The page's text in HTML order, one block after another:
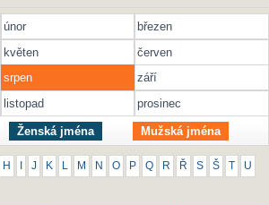
únor
březen
květen
červen
srpen
září
listopad prosinec
Ženská jména Mužská jména
H J K M N O P Q R Ř S Š U